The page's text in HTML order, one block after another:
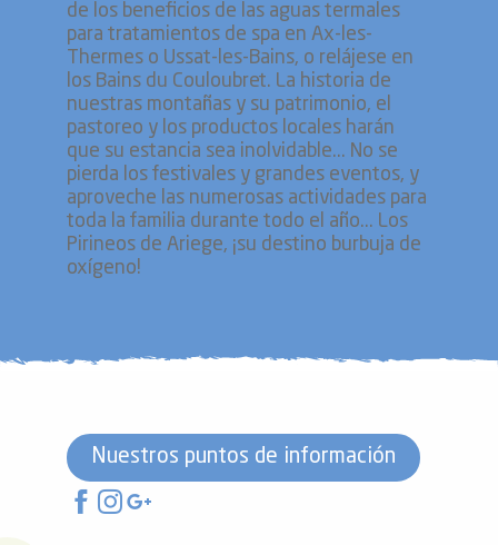
de los beneficios de las aguas termales
para tratamientos de spa en Ax-les-
Thermes o Ussat-les-Bains, o relájese en
los Bains du Couloubret. La historia de
nuestras montañas y su patrimonio, el
pastoreo y los productos locales harán
que su estancia sea inolvidable... No se
pierda los festivales y grandes eventos, y
aproveche las numerosas actividades para
toda la familia durante todo el año... Los
Pirineos de Ariege, ¡su destino burbuja de
oxígeno!
Nuestros puntos de información